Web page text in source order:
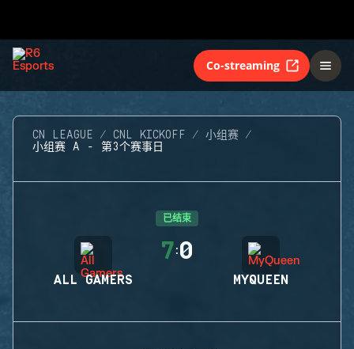
Co-streaming
CN LEAGUE CNL KICKOFF
小组赛
小组赛 A - 第3个赛事日
已结束
ALL GAMERS
7:0
MYQUEEN